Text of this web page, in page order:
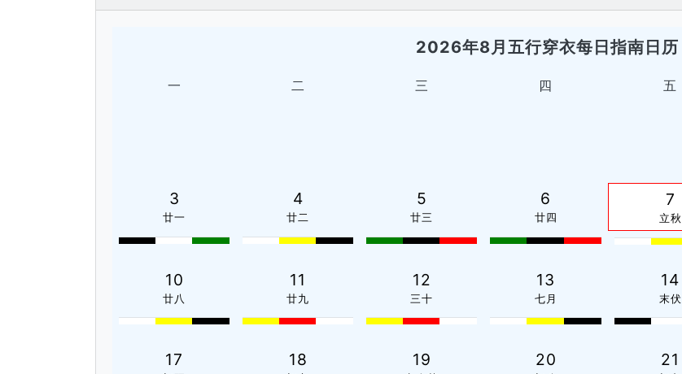
2026年8月五行穿衣每日指南日历
一 二 三 四 五
3
廿一
4
廿二
5
廿三
6
廿四
7
立秋
10
廿八
11
廿九
12
三十
13
七月
14
末伏
17 18 19 20 21